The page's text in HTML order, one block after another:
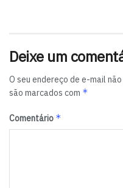
Deixe um
O seu endereço de e-mail
são marcados com *
Comentário *